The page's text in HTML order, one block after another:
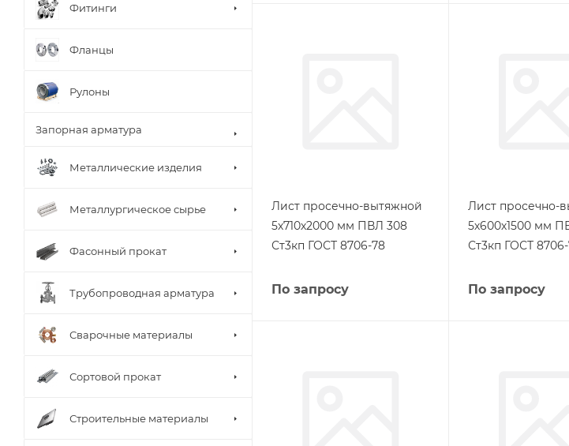
Лист просечно-вытяжной
5х710х2000 мм ПВЛ 308
Ст3кп ГОСТ 8706-78
По запросу
Лист просечно-
5х600х1500 мм
Ст3кп ГОСТ
По запросу
Фитинги
Фланцы
Рулоны
Запорная арматура
Металлические изделия
Металлургическое сырье
Фасонный прокат
Трубопроводная арматура
Сварочные материалы
Сортовой прокат
Строительные материалы